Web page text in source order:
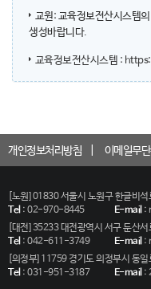
교원: 교육정보전산시스템
생성바랍니다.
교육정보전산시스템 :
개인정보처리방침 이메일무
[노원] 01830 서울시 노원구 한글비
Tel: 02-970-8445 E-mail:
[대전] 35233 대전광역시 서구 둔산
Tel: 042-611-3749 E-mail:
[의정부] 11759 경기도 의정부시 동
Tel: 031-951-3187 E-mail: